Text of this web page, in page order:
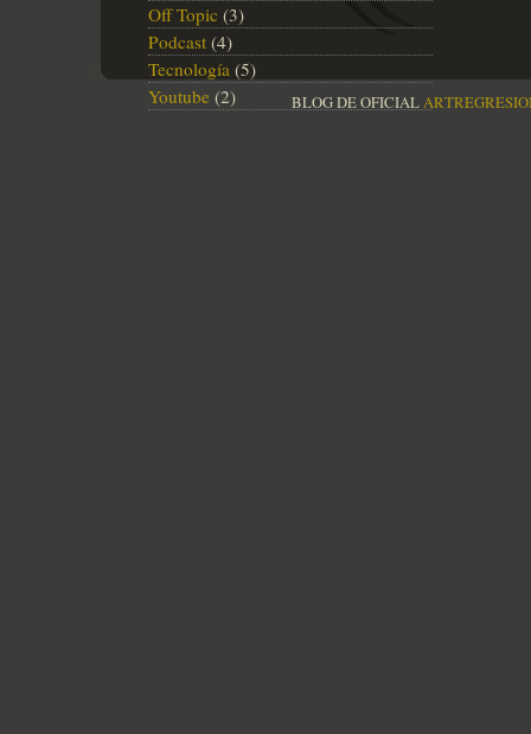
Off Topic (3)
Podcast (4)
Tecnología (5)
Youtube (2) BLOG DE OFICIAL